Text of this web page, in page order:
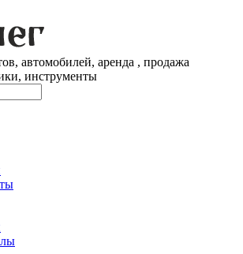
автомобилей, аренда , продажа
инструменты